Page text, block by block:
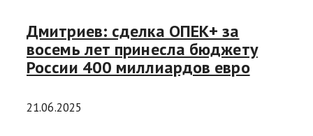
Дмитриев: сделка ОПЕК+ за
восемь лет принесла бюджету
России 400 миллиардов евро
21.06.2025